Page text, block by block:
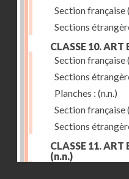
Section française
Sections
CLASSE 10. ART
Section française
Sections
Planches : (n.n.)
Section française
Sections
CLASSE 11. ART
(n.n.)